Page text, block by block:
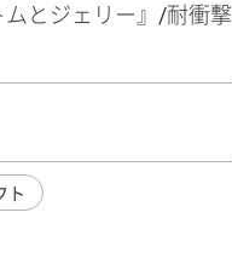
ムとジェリー』/耐衝撃
ト